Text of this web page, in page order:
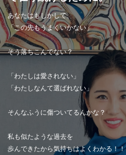
あなたはもしかして、
「この先もうまくいかない」
そう落ちこんでない？
「わたしは愛されない」
「わたしなんて選ばれない」
そんなふうに傷ついてるんかな？
私も似たような過去を
歩んできたから気持ちはよくわかる！！